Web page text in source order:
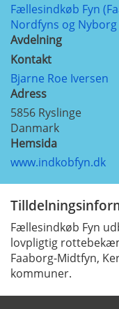
Fællesindkøb Fyn
Nordfyns og
Avdelning
Kontakt
Bjarne Roe Iversen
Adress
5856 Ryslinge
Danmark
Hemsida
www.indkobfyn.dk
Fællesindkøb Fyn
lovpligtig
Faaborg-Midtfyn,
kommuner.